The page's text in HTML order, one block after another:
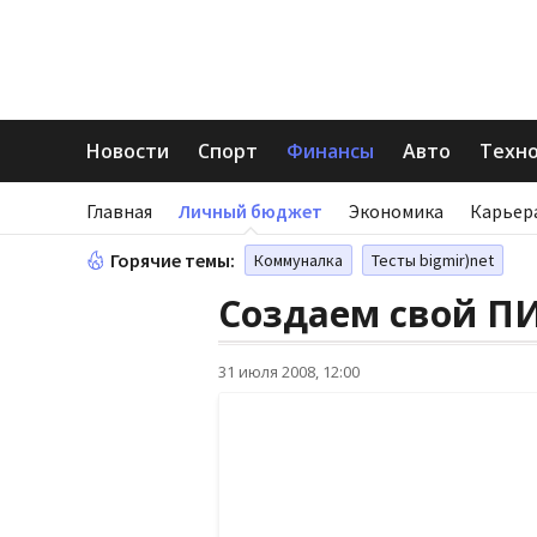
Новости Спорт Финансы Авто
Главная Личный бюджет Экономика
Горячие темы: Коммуналка Тесты bigmir)net
Создаем свой
31 июля 2008, 12:00